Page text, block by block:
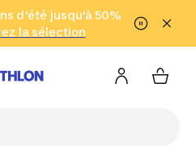
au contenu Aller au pied de
d'été jusqu'à 50%
la sélection
ici
2 h!